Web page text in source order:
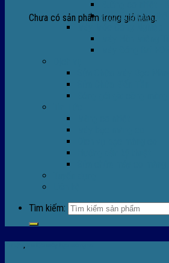
Chưa có sản phẩm trong giỏ hàng.
Phụ tùng thay thế
Tìm kiếm:
,